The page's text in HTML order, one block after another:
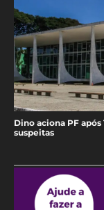
Dino aciona PF
suspeitas